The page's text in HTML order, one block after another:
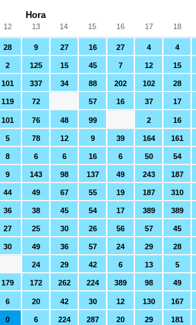
Hora
28 9 27 16 27 4 4
2 125 15 45 7 12 15
101 337 34 88 202 102 28
119 72 57 16 37 17
101 76 48 99 2 16
5 78 12 9 39 164 161
8 6 6 16 6 50 54
9 143 98 137 49 243 187
44 49 67 55 19 187 310
36 38 45 54 17 389 389
27 25 30 26 56 57 45
30 49 36 57 24 29 28
24 29 42 6 13 5
179 172 262 224 389 98 49
6 20 42 30 12 130 167
0 6 224 287 20 29 181
12 13 14 15 16 17 18